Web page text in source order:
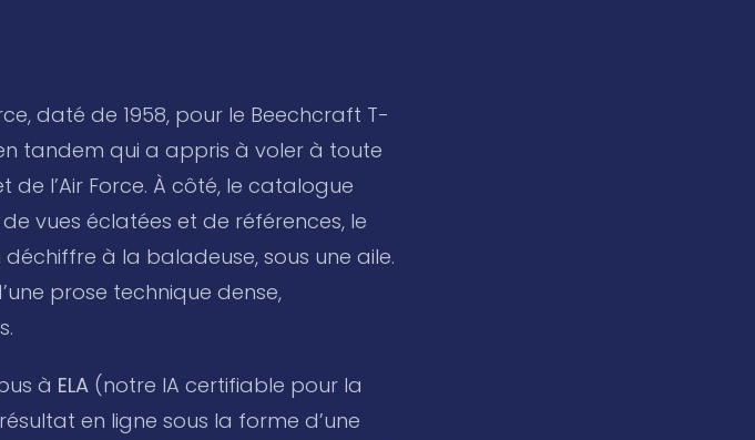
daté de 1958, pour le Beechcraft T-
tandem qui a appris à voler à toute
l’Air Force. À côté, le catalogue
vues éclatées et de références, le
à la baladeuse, sous une aile.
prose technique dense,
à ELA (notre IA certifiable pour la
en ligne sous la forme d’une